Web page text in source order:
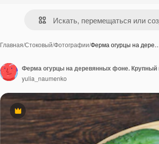
Главная/Стоковый/Фотографии/Ферма огурцы на
Премиум
Ферма огурцы на деревянных фоне. Крупный
yulia_naumenko